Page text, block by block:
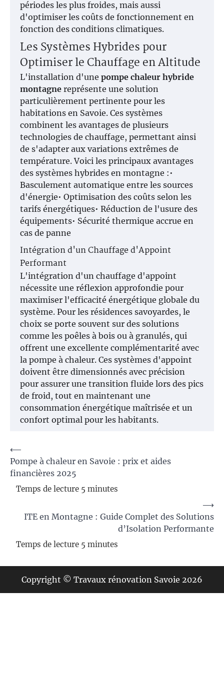
périodes les plus froides, mais aussi
d'optimiser les coûts de fonctionnement en
fonction des conditions climatiques.
Les Systèmes Hybrides pour
Optimiser le Chauffage en Altitude
L'installation d'une pompe chaleur hybride
montagne représente une solution
particulièrement pertinente pour les
habitations en Savoie. Ces systèmes
combinent les avantages de plusieurs
technologies de chauffage, permettant ainsi
de s'adapter aux variations extrêmes de
température. Voici les principaux avantages
des systèmes hybrides en montagne :•
Basculement automatique entre les sources
d'énergie• Optimisation des coûts selon les
tarifs énergétiques• Réduction de l'usure des
équipements• Sécurité thermique accrue en
cas de panne
Intégration d'un Chauffage d'Appoint
Performant
L'intégration d'un chauffage d'appoint
nécessite une réflexion approfondie pour
maximiser l'efficacité énergétique globale du
système. Pour les résidences savoyardes, le
choix se porte souvent sur des solutions
comme les poêles à bois ou à granulés, qui
offrent une excellente complémentarité avec
la pompe à chaleur. Ces systèmes d'appoint
doivent être dimensionnés avec précision
pour assurer une transition fluide lors des pics
de froid, tout en maintenant une
consommation énergétique maîtrisée et un
confort optimal pour les habitants.
Navigation
de
l’article
⟵
Pompe à chaleur en Savoie : prix et aides
financières 2025
ITE en Montagne : Guide Complet des Solutions
d’Isolation Performante
⟶
Copyright © Travaux rénovation Savoie 2026